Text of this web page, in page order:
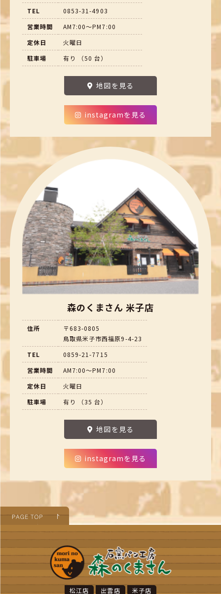
TEL
0853-31-4903
営業時間
AM7:00～PM7:00
定休日
火曜日
駐車場
有り （50 台）
地図を見る
instagramを見る
森のくまさん 米子店
住所
〒683-0805
鳥取県米子市西福原9-4-23
TEL
0859-21-7715
営業時間
AM7:00～PM7:00
定休日
火曜日
駐車場
有り （35 台）
地図を見る
instagramを見る
松江店 出雲店 米子店